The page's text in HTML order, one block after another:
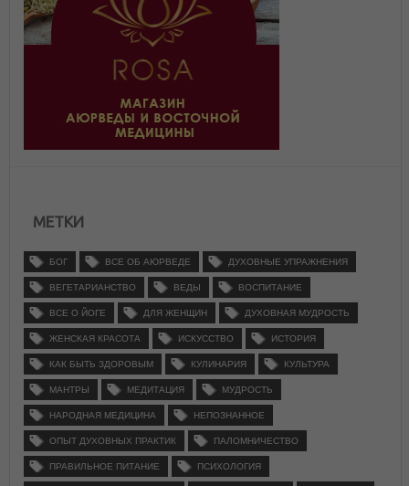
МЕТКИ
БОГ ВСЕ ОБ АЮРВЕДЕ ДУХОВНЫЕ УПРАЖНЕНИЯ
ВЕГЕТАРИАНСТВО ВЕДЫ ВОСПИТАНИЕ
ВСЕ О ЙОГЕ ДЛЯ ЖЕНЩИН ДУХОВНАЯ МУДРОСТЬ
ЖЕНСКАЯ КРАСОТА ИСКУССТВО ИСТОРИЯ
КАК БЫТЬ ЗДОРОВЫМ КУЛИНАРИЯ КУЛЬТУРА
МАНТРЫ МЕДИТАЦИЯ МУДРОСТЬ
НАРОДНАЯ МЕДИЦИНА НЕПОЗНАННОЕ
ОПЫТ ДУХОВНЫХ ПРАКТИК ПАЛОМНИЧЕСТВО
ПРАВИЛЬНОЕ ПИТАНИЕ ПСИХОЛОГИЯ